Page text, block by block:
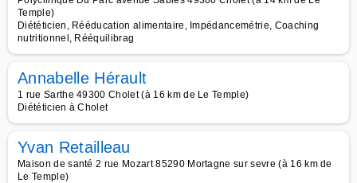
Temple)
Diététicien, Rééducation alimentaire, Impédancemétrie, Coaching
nutritionnel, Rééquilibrag
Annabelle Hérault
1 rue Sarthe 49300 Cholet (à 16 km de Le Temple)
Diététicien à Cholet
Yvan Retailleau
Maison de santé 2 rue Mozart 85290 Mortagne sur sevre (à 16 km de
Le Temple)